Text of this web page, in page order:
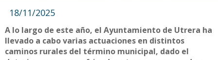
18/11/2025
A lo largo de este año, el Ayuntamiento de Utrera ha
llevado a cabo varias actuaciones en distintos
caminos rurales del término municipal, dado el